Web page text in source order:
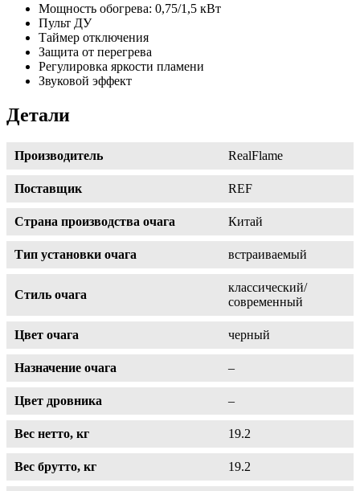
Мощность обогрева: 0,75/1,5 кВт
Пульт ДУ
Таймер отключения
Защита от перегрева
Регулировка яркости пламени
Звуковой эффект
Детали
Производитель RealFlame
Поставщик REF
Страна производства очага Китай
Тип установки очага встраиваемый
Стиль очага
классический/
современный
Цвет очага черный
Назначение очага –
Цвет дровника –
Вес нетто, кг 19.2
Вес брутто, кг 19.2